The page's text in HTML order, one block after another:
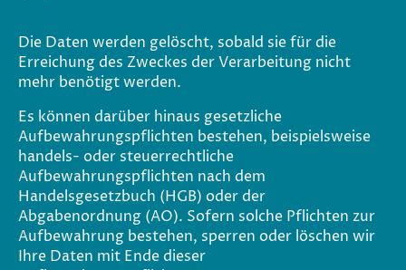
Die Daten werden gelöscht, sobald sie für die
Erreichung des Zweckes der Verarbeitung nicht
mehr benötigt werden.
Es können darüber hinaus gesetzliche
Aufbewahrungspflichten bestehen, beispielsweise
handels- oder steuerrechtliche
Aufbewahrungspflichten nach dem
Handelsgesetzbuch (HGB) oder der
Abgabenordnung (AO). Sofern solche Pflichten zur
Aufbewahrung bestehen, sperren oder löschen wir
Ihre Daten mit Ende dieser